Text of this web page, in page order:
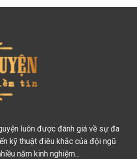
luôn được đánh giá về sự đa
kỹ thuật điêu khắc của đội ngũ
năm kinh nghiệm...